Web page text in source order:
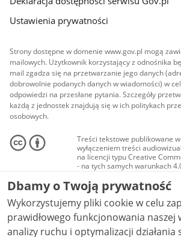
Ustawienia prywatności
Strony dostępne w domenie www.gov.pl mogą
mailowych. Użytkownik korzystający z odnośnika
mail zgadza się na przetwarzanie jego danych
dobrowolnie podanych danych w wiadomości) w
odpowiedzi na przesłane pytania. Szczegóły
każdą z jednostek znajdują się w ich politykach
osobowych.
Treści tekstowe publikowane
wyłączeniem treści
na licencji typu Creative
- na tych samych warunkach
Materiały audiowizualne, w
audio i wideo, są udostępniane
Creative Commons: uznanie
niekomercyjne - bez utworów
NC-ND 4.0), o ile nie jest to
Dbamy o Twoją prywatność
Wykorzystujemy pliki cookie w celu
prawidłowego funkcjonowania naszej
analizy ruchu i optymalizacji działania strony.